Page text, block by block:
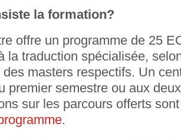
la formation?
offre un programme de 25
la traduction spécialisée,
masters respectifs. Un
premier semestre ou aux
sur les parcours offerts
.